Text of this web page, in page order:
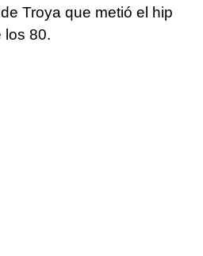
Troya que metió el hip
los 80.